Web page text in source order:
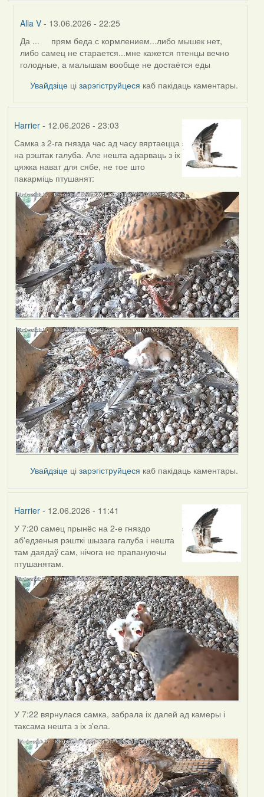
Alla V - 13.06.2026 - 22:25
In
reply
to
Да ... прям беда с кормлением...либо мышек нет,
либо самец не старается...мне кажется птенцы вечно
голодные, а малышам вообще не достаётся еды
Увайдзіце цізарэгіструйцеся каб пакідаць каментары.
Harrier- 12.06.2026 - 23:03
Самка з 2-га гнязда час ад часу вяртаецца
на рэштак галуба. Але нешта адарваць з іх
цяжка нават для сябе, не тое што
пакарміць птушанят:
Увайдзіце цізарэгіструйцеся каб пакідаць каментары.
Harrier- 12.06.2026 - 11:41
У 7:20 самец прынёс на 2-е гняздо
аб'едзеныя рэшткі шызага галуба і нешта
там даядаў сам, нічога не прапануючы
птушанятам.
У 7:22 вярнулася самка, забрала іх далей ад камеры і
таксама нешта з іх з'ела.